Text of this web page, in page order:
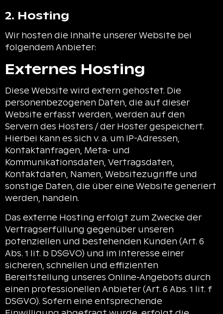
2. Hosting
Wir hosten die Inhalte unserer Website bei
folgendem Anbieter:
Externes Hosting
Diese Website wird extern gehostet. Die
personenbezogenen Daten, die auf dieser
Website erfasst werden, werden auf den
Servern des Hosters / der Hoster gespeichert.
Hierbei kann es sich v. a. um IP-Adressen,
Kontaktanfragen, Meta- und
Kommunikationsdaten, Vertragsdaten,
Kontaktdaten, Namen, Websitezugriffe und
sonstige Daten, die über eine Website generiert
werden, handeln.
Das externe Hosting erfolgt zum Zwecke der
Vertragserfüllung gegenüber unseren
potenziellen und bestehenden Kunden (Art. 6
Abs. 1 lit. b DSGVO) und im Interesse einer
sicheren, schnellen und effizienten
Bereitstellung unseres Online-Angebots durch
einen professionellen Anbieter (Art. 6 Abs. 1 lit. f
DSGVO). Sofern eine entsprechende